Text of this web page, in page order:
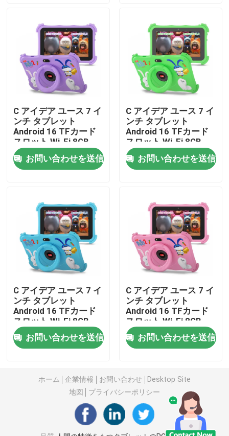
企業情報
会社案内
お問い合わせ
ニュース
見積依頼
人間の特徴をもつタブレットのPC
スマートタブレットPC
タッチスクリーンタブレット
錠剤 キッドスパッド
7インチタブレットPC
8インチタブレットPC
C アイデア ユース 7 イ
ンチ タブレット
Android 16 TFカード
スロット,Wi-Fi,8GB
+256GB,1024*600
CM89お問い合わせを送信
C アイデア ユース 7 イ
ンチ タブレット
Android 16 TFカード
スロット,Wi-Fi,8GB
+256GB,1024*600
CM89お問い合わせを送信
C アイデア ユース 7 イ
ンチ タブレット
Android 16 TFカード
スロット,Wi-Fi,8GB
+256GB,1024*600
CM89お問い合わせを送信
C アイデア ユース 7 イ
ンチ タブレット
Android 16 TFカード
スロット,Wi-Fi,8GB
+256GB,1024*600
CM89お問い合わせを送信
ホーム 企業情報 お問い合わせ
Desktop Site
地図
プライバシーポリシー